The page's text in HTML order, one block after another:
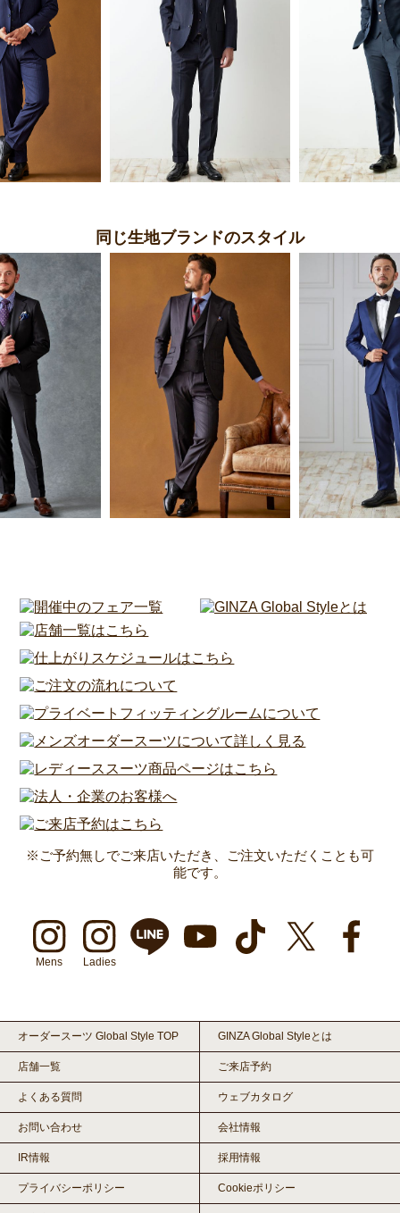
同じ生地ブランドのスタイル
※ご予約無しでご来店いただき、ご注文いただくことも可
能です。
Mens Ladies
オーダースーツ Global Style TOP GINZA Global Styleとは
店舗一覧 ご来店予約
よくある質問 ウェブカタログ
お問い合わせ 会社情報
IR情報 採用情報
プライバシーポリシー Cookieポリシー